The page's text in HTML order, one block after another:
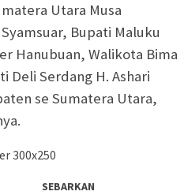
Utara Musa
Bupati Maluku
Hanubuan, Walikota Bima
Deli Serdang H. Ashari
se Sumatera Utara,
SEBARKAN